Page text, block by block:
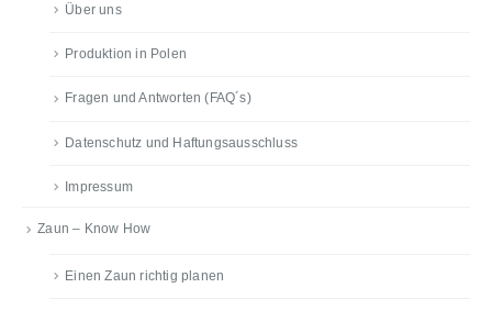
Über uns
Produktion in Polen
Fragen und Antworten (FAQ´s)
Datenschutz und Haftungsausschluss
Impressum
Zaun – Know How
Einen Zaun richtig planen